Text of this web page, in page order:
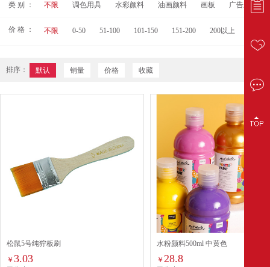
类 别 ： 不限 调色用具 水彩颜料 油画颜料 画板 广告颜料
价 格 ： 不限 0-50 51-100 101-150 151-200 200以上
排序： 默认 销量 价格 收藏
松鼠5号纯狞板刷
￥ 3.03
水粉颜料500ml 中黄色
￥28.8